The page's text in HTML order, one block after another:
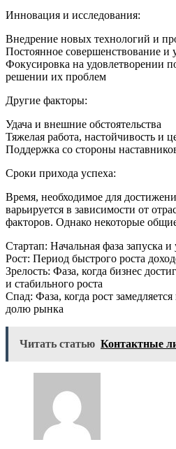
Инновация и исследования:
Внедрение новых технологий и
Постоянное совершенствование и
Фокусировка на удовлетворении
решении их проблем
Другие факторы:
Удача и внешние обстоятельства
Тяжелая работа, настойчивость и
Поддержка со стороны
Сроки прихода успеха:
Время, необходимое для
варьируется в зависимости от
факторов. Однако некоторые
Стартап: Начальная фаза запуска и
Рост: Период быстрого роста
Зрелость: Фаза, когда бизнес
и стабильного роста
Спад: Фаза, когда рост
долю рынка
Читать статью Контактные